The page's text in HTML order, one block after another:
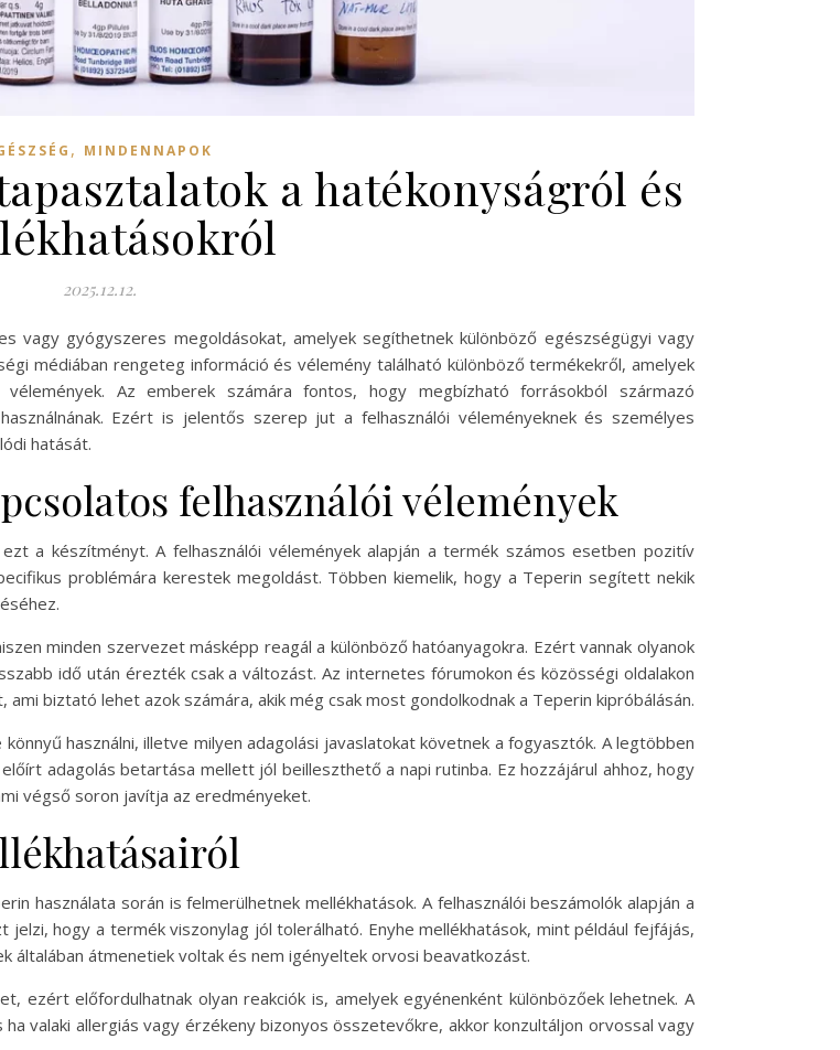
, MINDENNAPOK
a hatékonyságról és
2025.12.12.
vagy gyógyszeres megoldásokat, amelyek segíthetnek különböző egészségügyi vagy
médiában rengeteg információ és vélemény található különböző termékekről, amelyek
Az emberek számára fontos, hogy megbízható forrásokból származó
Ezért is jelentős szerep jut a felhasználói véleményeknek és személyes
hatását.
felhasználói vélemények
a készítményt. A felhasználói vélemények alapján a termék számos esetben pozitív
problémára kerestek megoldást. Többen kiemelik, hogy a Teperin segített nekik
minden szervezet másképp reagál a különböző hatóanyagokra. Ezért vannak olyanok
idő után érezték csak a változást. Az internetes fórumokon és közösségi oldalakon
biztató lehet azok számára, akik még csak most gondolkodnak a Teperin kipróbálásán.
használni, illetve milyen adagolási javaslatokat követnek a fogyasztók. A legtöbben
adagolás betartása mellett jól beilleszthető a napi rutinba. Ez hozzájárul ahhoz, hogy
végső soron javítja az eredményeket.
használata során is felmerülhetnek mellékhatások. A felhasználói beszámolók alapján a
hogy a termék viszonylag jól tolerálható. Enyhe mellékhatások, mint például fejfájás,
átmenetiek voltak és nem igényeltek orvosi beavatkozást.
ezért előfordulhatnak olyan reakciók is, amelyek egyénenként különbözőek lehetnek. A
valaki allergiás vagy érzékeny bizonyos összetevőkre, akkor konzultáljon orvossal vagy